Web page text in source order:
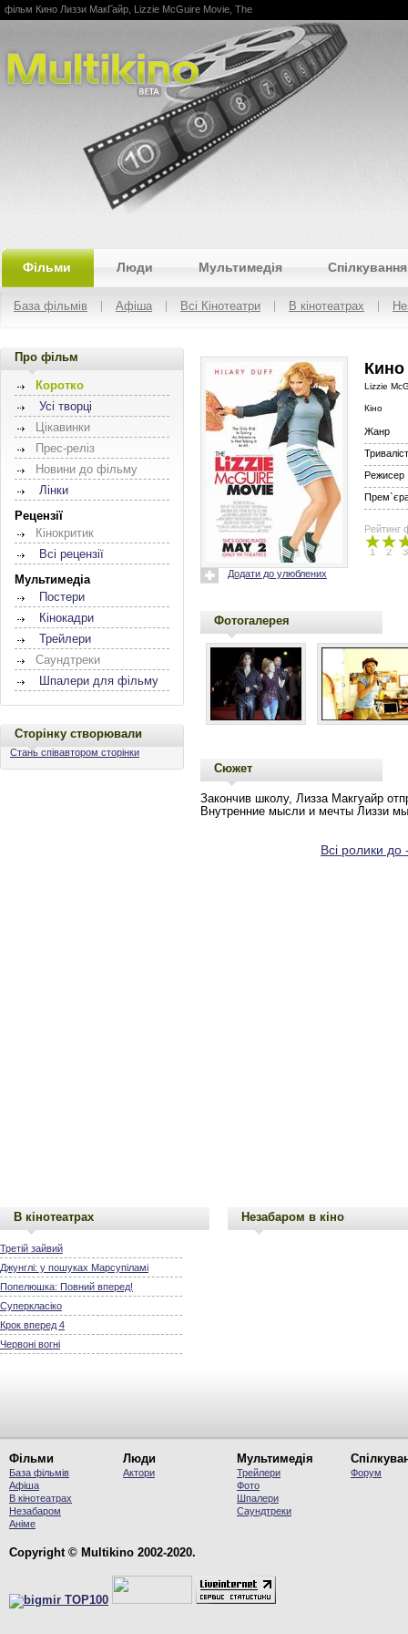
Multikino
фільм Кино Лиззи МакГайр, Lizzie McGuire Movie, The
Фільми Люди Мультимедія Спілкування
База фільмів Афіша Всі Кінотеатри В кінотеатрах
Про фільм
Коротко
Усі творці
Цікавинки
Прес-реліз
Новини до фільму
Лінки
Рецензії
Кінокритик
Всі рецензії
Мультимедіа
Постери
Кінокадри
Трейлери
Саундтреки
Шпалери для фільму
Сторінку створювали
Стань співавтором сторінки
Додати до улюблених
Кино
Lizzie
Кіно
Жанр
Режисер
Прем`єра
Рейтинг
1 2 3
Фотогалерея
Сюжет
Закончив школу, Лизза Макгуайр
Внутренние мысли и мечты Лиззи
Всі ролики
В кінотеатрах
Третій зайвий
Джунглі: у пошуках Марсупіламі
Попелюшка: Повний вперед!
Суперкласіко
Крок вперед 4
Червоні вогні
Незабаром в кіно
Фільми
База фільмів
Афіша
В кінотеатрах
Незабаром
Аніме
Люди
Актори
Мультимедія
Трейлери
Фото
Шпалери
Саундтреки
Форум
Copyright © Multikino 2002-2020.